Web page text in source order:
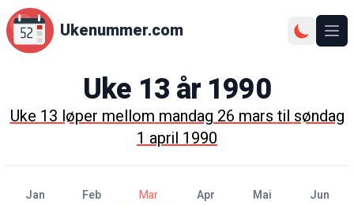
Ukenummer.com
Uke 13år 1990
Uke13løper mellommandag 26 marstilsøndag
1 april 1990
jan feb mar apr mai
jun